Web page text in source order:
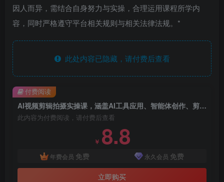
因人而异，需结合自身努力与实操，合理运用课程所学内
容，同时严格遵守平台相关规则与相关法律法规。*
此处内容已隐藏，请付费后查看
AI视频剪辑拍摄实操课，涵盖AI工具应用、智能体创作、剪映剪辑、拍摄技巧、抖音运营等全链路技能
此内容为付费阅读，请付费后查看
￥ 8.8
年费会员 免费 永久会员 免费
立即购买
付费阅读